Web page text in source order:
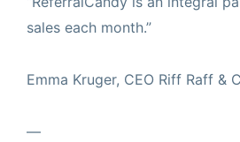
sales each month.”
Emma Kruger, CEO Riff Raff &
—